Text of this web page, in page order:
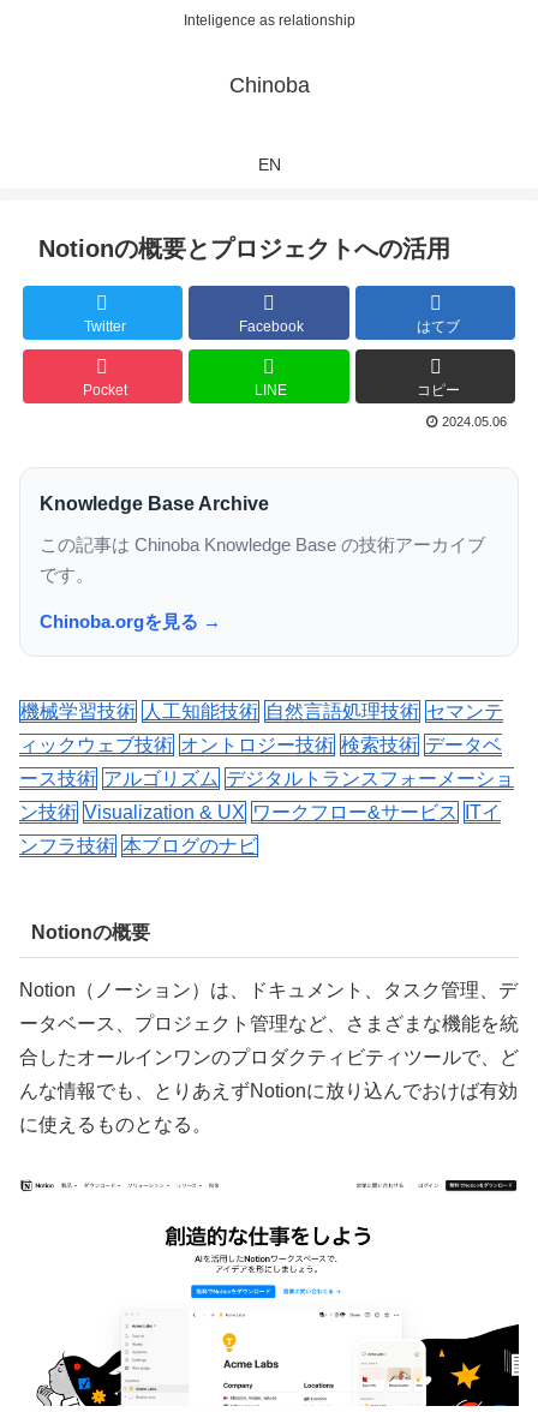
Inteligence as relationship
Chinoba
EN
Notionの概要とプロジェクトへの活用
Twitter Facebook はてブ
Pocket LINE コピー
2024.05.06
Knowledge Base Archive
この記事は Chinoba Knowledge Base の技術アーカイブ
です。
Chinoba.orgを見る →
機械学習技術 人工知能技術 自然言語処理技術 セマンテ
ィックウェブ技術 オントロジー技術 検索技術 データベ
ース技術 アルゴリズム デジタルトランスフォーメーショ
ン技術 Visualization & UX ワークフロー&サービス
ITイ
ンフラ技術 本ブログのナビ
Notionの概要
Notion（ノーション）は、ドキュメント、タスク管理、デ
ータベース、プロジェクト管理など、さまざまな機能を統
合したオールインワンのプロダクティビティツールで、ど
んな情報でも、とりあえずNotionに放り込んでおけば有効
に使えるものとなる。